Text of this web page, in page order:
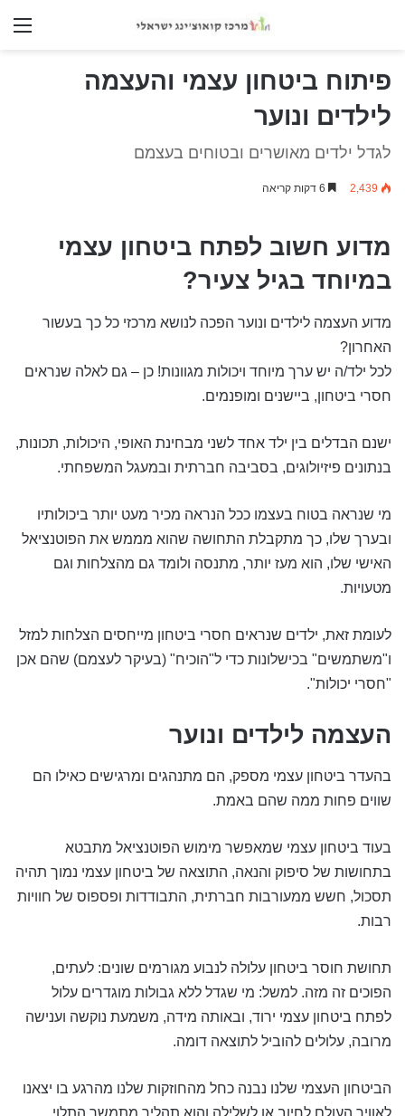
פיתוח ביטחון עצמי והעצמה
לילדים ונוער
לגדל ילדים מאושרים ובטוחים בעצמם
2,439
במיוחד בגיל צעיר?
האחרון?
חסרי ביטחון, ביישנים ומופנמים.
בנתונים פיזיולוגים, בסביבה חברתית ובמעגל המשפחתי.
מטעויות.
"חסרי יכולות".
העצמה לילדים ונוער
שווים פחות ממה שהם באמת.
רבות.
מרובה, עלולים להוביל לתוצאה דומה.